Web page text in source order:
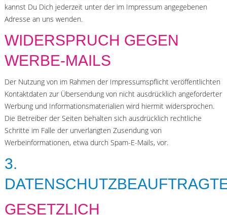
kannst Du Dich jederzeit unter der im Impressum angegebenen
Adresse an uns wenden.
WIDERSPRUCH GEGEN
WERBE-MAILS
Der Nutzung von im Rahmen der Impressumspflicht veröffentlichten
Kontaktdaten zur Übersendung von nicht ausdrücklich angeforderter
Werbung und Informationsmaterialien wird hiermit widersprochen.
Die Betreiber der Seiten behalten sich ausdrücklich rechtliche
Schritte im Falle der unverlangten Zusendung von
Werbeinformationen, etwa durch Spam-E-Mails, vor.
3.
GESETZLICH